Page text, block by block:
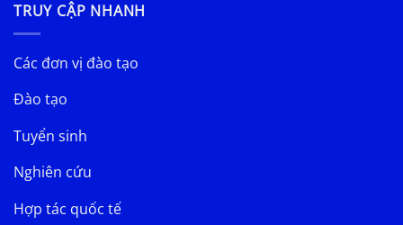
TRUY CẬP NHANH
Các đơn vị đào tạo
Đào tạo
Tuyển sinh
Nghiên cứu
Hợp tác quốc tế